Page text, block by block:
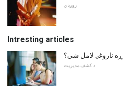
روږدي
Intresting articles
ناروغۍ لامل شي؟
د کشف مدیریت